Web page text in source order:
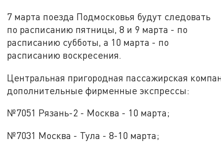
7 марта поезда Подмосковья будут следовать
по расписанию пятницы, 8 и 9 марта - по
расписанию субботы, а 10 марта - по
расписанию воскресения.
Центральная пригородная пассажирская
дополнительные фирменные экспрессы:
№7051 Рязань-2 - Москва - 10 марта;
№7031 Москва - Тула - 8-10 марта;